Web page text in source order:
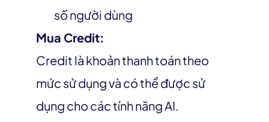
số người dùng
Mua Credit:
Credit là khoản thanh toán theo
mức sử dụng và có thể được sử
dụng cho các tính năng AI.